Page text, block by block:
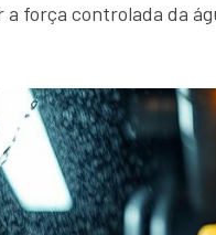
força controlada da